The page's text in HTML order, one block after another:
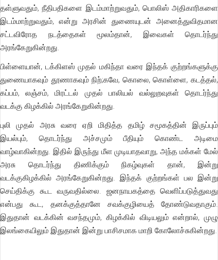
தள்ளுவதும், நீதிபதிகளை இடம்மாற்றுவதும், பொலிஸ் அதிகாரிகளை
இடம்மாற்றுவதும், என்று அரசின் துணையுடன் அனைத்துவிதமான
சட்டவிரோத நடத்தைகள் மூலம்தான், இவைகள் தொடர்ந்து
அரங்கேறுகின்றது.
பிள்ளையான், டக்கிளஸ் முதல் மகிந்தா வரை இந்தக் குற்றங்களுக்கு
துணையாகவும் தூணாகவும் நிற்;கவே, கொலை, கொள்ளை, கடத்தல்,
கப்பம், லஞ்சம், மிரட்டல் முதல் பாலியல் வல்லுறவுகள் தொடர்ந்து
வடக்கு கிழக்கில் அரங்கேறுகின்றது.
புலி முதல் அரசு வரை ஏறி மிதித்த தமிழ் சமூகத்தின் இருப்பும்
இயல்பும், தொடர்ந்து அச்சமும் பீதியும் கொண்ட அடிமை
வாழ்வாகின்றது. இதில் இருந்து மீள முடியாதவாறு, அந்த மக்கள் மேல்
அரசு தொடர்ந்து திணிக்கும் நிகழ்வுகள் தான், இன்று
வடக்குகிழக்கில் அரங்கேறுகின்றது. இந்தக் குற்றங்கள் பல இன்று
செய்திக்கு கூட வருவதில்லை. ஜனநாயகத்தை வெளிப்படுத்துவது
என்பது கூட, தனக்குத்தானே சவக்குழியைத் தோண்டுவதாகும்.
இதுதான் வடக்கின் வசந்தமும், கிழக்கில் விடியலும் என்றால், முழு
இலங்கையிலும் இதுதான் இன்று பாசிசமாக மாறி கோலோச்சுகின்றது.